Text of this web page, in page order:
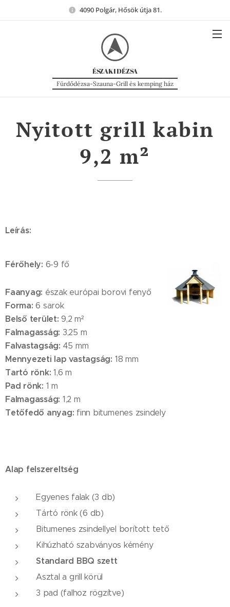
4090 Polgár, Hősök útja 81.
ÉSZAKIDÉZSA
Fürdődézsa-Szauna-Grill és kemping ház
Nyitott grill kabin
9,2 m²
Leírás:
Férőhely: 6-9 fő
Faanyag: észak európai borovi fenyő
Forma: 6 sarok
Belső terület: 9,2 m²
Falmagasság: 3,25 m
Falvastagság: 45 mm
Mennyezeti lap vastagság: 18 mm
Tartó rönk: 1,6 m
Pad rönk: 1 m
Falmagasság: 1,2 m
Tetőfedő anyag: finn bitumenes zsindely
Alap felszereltség
Egyenes falak (3 db)
Tártó rönk (6 db)
Bitumenes zsindellyel borított tető
Kihúzható szabványos kémény
Standard BBQ szett
Asztal a grill körül
3 pad (falhoz rögzítve)